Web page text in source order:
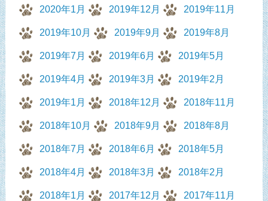
2020年1月 2019年12月 2019年11月
2019年10月 2019年9月 2019年8月
2019年7月 2019年6月 2019年5月
2019年4月 2019年3月 2019年2月
2019年1月 2018年12月 2018年11月
2018年10月 2018年9月 2018年8月
2018年7月 2018年6月 2018年5月
2018年4月 2018年3月 2018年2月
2018年1月 2017年12月 2017年11月